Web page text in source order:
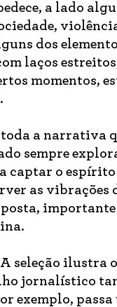
a lado
dos
laços
momentos,
a narrativa
sempre
captar o
as vibrações
seleção ilustra
jornalístico
exemplo, passa